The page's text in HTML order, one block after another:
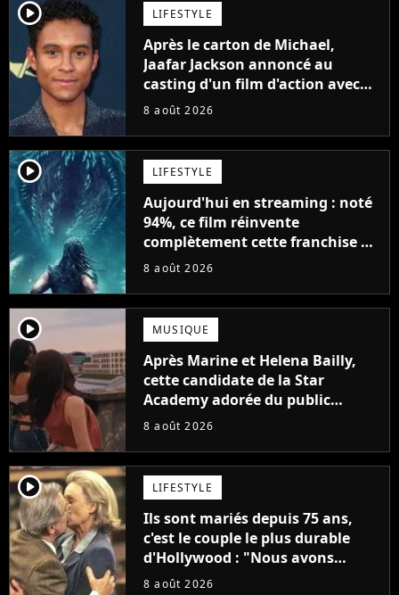
player2 LIFESTYLE
Après le carton de Michael,
Jaafar Jackson annoncé au
casting d'un film d'action avec
Will Smith
8 août 2026
player2 LIFESTYLE
Aujourd'hui en streaming : noté
94%, ce film réinvente
complètement cette franchise de
science-fiction vieille de 40 ans
8 août 2026
player2 MUSIQUE
Après Marine et Helena Bailly,
cette candidate de la Star
Academy adorée du public
annonce son premier album,
8 août 2026
player2 LIFESTYLE
Ils sont mariés depuis 75 ans,
c'est le couple le plus durable
d'Hollywood : "Nous avons
avancé jour après jour, et les
8 août 2026